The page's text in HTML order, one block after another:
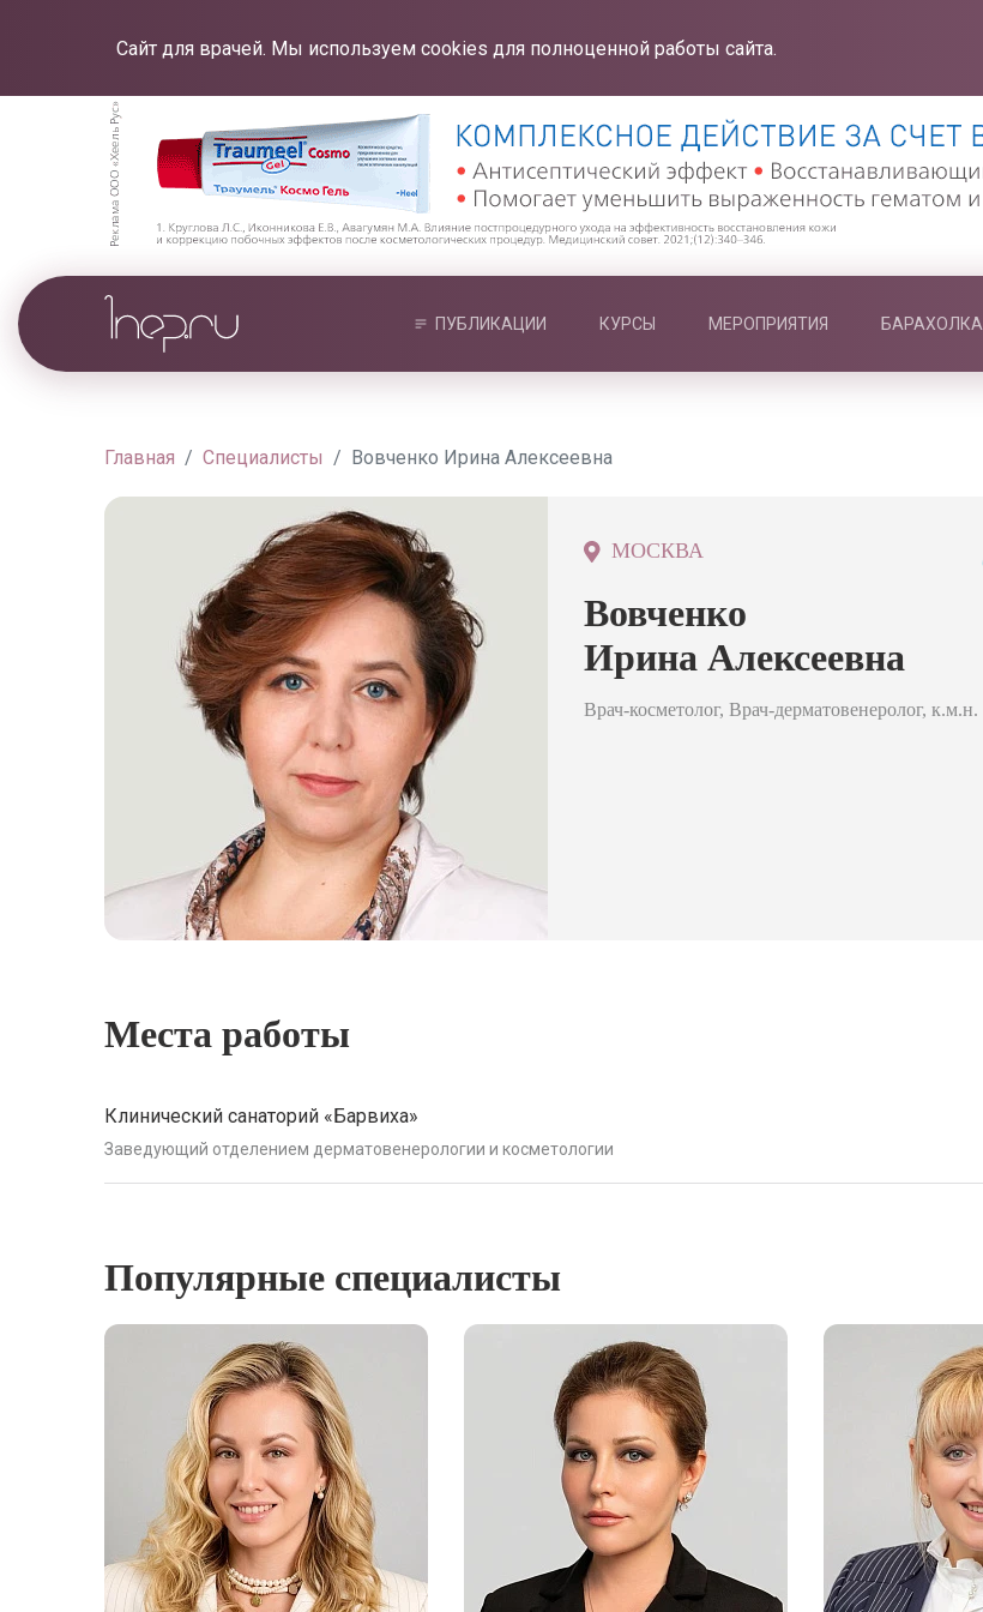
Сайт для врачей. Мы используем cookies для полноценной работы сайта.
ПУБЛИКАЦИИ КУРСЫ МЕРОПРИЯТИЯ БАРАХОЛКА
Главная Специалисты Вовченко Ирина Алексеевна
МОСКВА
Вовченко
Ирина Алексеевна
Врач-косметолог, Врач-дерматовенеролог, к.м.н.
Места работы
Клинический санаторий «Барвиха»
Заведующий отделением дерматовенерологии и косметологии
Популярные специалисты